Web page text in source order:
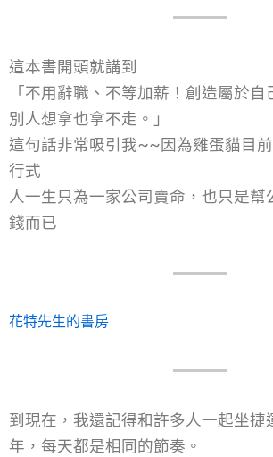
這本書開頭就講到
「不用辭職、不等加薪！創造屬於自
別人想拿也拿不走。」
這句話非常吸引我~~因為雞蛋貓目
行式
人一生只為一家公司賣命，也只是幫
錢而已
花特先生的書房
到現在，我還記得和許多人一起坐捷
年，每天都是相同的節奏。